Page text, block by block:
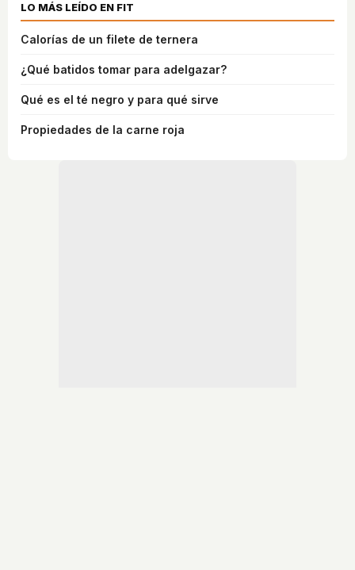
LO MÁS LEÍDO EN FIT
Calorías de un filete de ternera
¿Qué batidos tomar para adelgazar?
Qué es el té negro y para qué sirve
Propiedades de la carne roja